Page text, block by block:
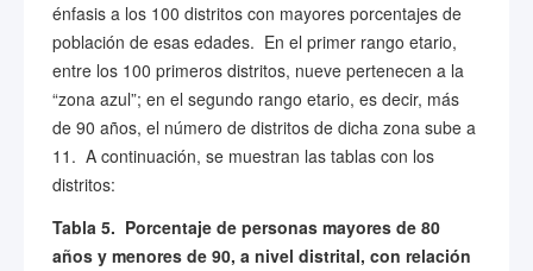
énfasis a los 100 distritos con mayores porcentajes de
población de esas edades. En el primer rango etario,
entre los 100 primeros distritos, nueve pertenecen a la
“zona azul”; en el segundo rango etario, es decir, más
de 90 años, el número de distritos de dicha zona sube a
11. A continuación, se muestran las tablas con los
distritos:
Tabla 5. Porcentaje de personas mayores de 80
años y menores de 90, a nivel distrital, con relación